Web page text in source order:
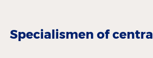
Specialismen of centra